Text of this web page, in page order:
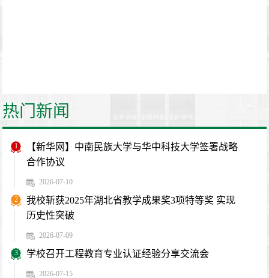
热门新闻
1
【新华网】中南民族大学与华中科技大学签署战略
合作协议
2026-07-10
2
我校斩获2025年湖北省教学成果奖3项特等奖 实现
历史性突破
2026-07-09
3 学校召开工程教育专业认证经验分享交流会
2026-07-15